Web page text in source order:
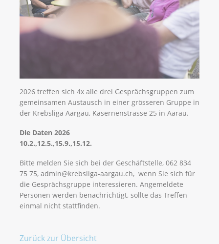
2026 treffen sich 4x alle drei Gesprächsgruppen zum
gemeinsamen Austausch in einer grösseren Gruppe in
der Krebsliga Aargau, Kasernenstrasse 25 in Aarau.
Die Daten 2026
10.2.,12.5.,15.9.,15.12.
Bitte melden Sie sich bei der Geschäftstelle, 062 834
75 75, admin@krebsliga-aargau.ch, wenn Sie sich für
die Gesprächsgruppe interessieren. Angemeldete
Personen werden benachrichtigt, sollte das Treffen
einmal nicht stattfinden.
Zurück zur Übersicht